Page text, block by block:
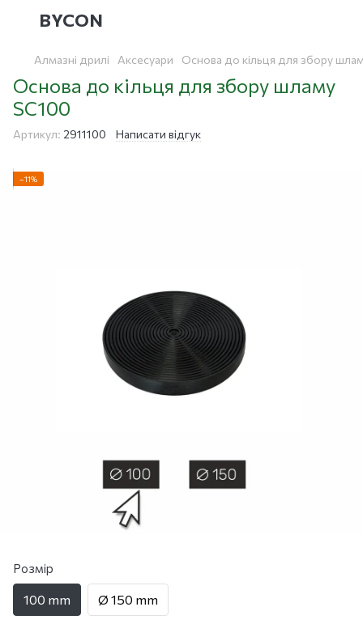
BYCON
Алмазні дрилі Аксесуари Основа до кільця для збору
Основа до кільця для збору шламу
SC100
Артикул: 2911100 Написати відгук
−11%
Розмір
100 mm Ø 150 mm